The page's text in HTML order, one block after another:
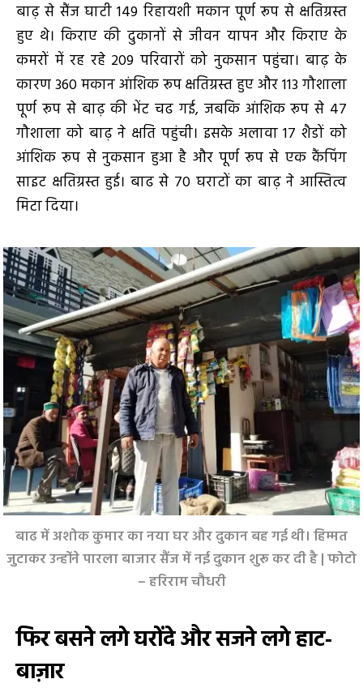
बाढ़ से सैंज घाटी 149 रिहायशी मकान पूर्ण रूप से क्षतिग्रस्त
हुए थे। किराए की दुकानों से जीवन यापन और किराए के
कमरों में रह रहे 209 परिवारों को नुकसान पहुंचा। बाढ़ के
कारण 360 मकान आंशिक रूप क्षतिग्रस्त हुए और 113 गौशाला
पूर्ण रूप से बाढ़ की भेंट चढ गई, जबकि आंशिक रूप से 47
गौशाला को बाढ़ ने क्षति पहुंची। इसके अलावा 17 शैडों को
आंशिक रूप से नुकसान हुआ है और पूर्ण रूप से एक कैंपिंग
साइट क्षतिग्रस्त हुई। बाढ से 70 घराटों का बाढ़ ने आस्तित्व
मिटा दिया।
बाढ में अशोक कुमार का नया घर और दुकान बह गई थी। हिम्मत
जुटाकर उन्होंने पारला बाजार सैंज में नई दुकान शुरू कर दी है | फोटो
– हरिराम चौधरी
फिर बसने लगे घरोंदेऔरसजने लगे हाट-
बाज़ार